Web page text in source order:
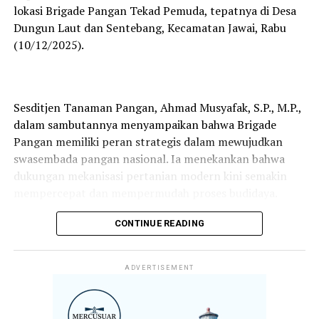
Ombudsman selama proses penyempurnaan aturan.
masyarakat,” jelasnya.
Asisten Pencegahan Maladministrasi Ombudsman
Kalbar, Mas Agus Aqil, turut mengapresiasi langkah
cepat Pemkab Sambas dalam memperbaiki regulasi.
“Kami berharap perda ini mampu menjawab berbagai
persoalan ketertiban umum sekaligus menjadi landasan
penyelesaiannya. Ketertiban adalah fondasi penting
lokasi Brigade Pangan Tekad Pemuda, tepatnya di Desa
Dungun Laut dan Sentebang, Kecamatan Jawai, Rabu
(10/12/2025).
Sesditjen Tanaman Pangan, Ahmad Musyafak, S.P., M.P.,
dalam sambutannya menyampaikan bahwa Brigade
Pangan memiliki peran strategis dalam mewujudkan
swasembada pangan nasional. Ia menekankan bahwa
dukungan mekanisasi pertanian modern kini semakin
“Kegiatan ini menjadi salah satu langkah strategis dalam
mendukung percepatan tanam dan peningkatan
produktivitas pangan di Kabupaten Sambas,” ujarnya.
CONTINUE READING
ADVERTISEMENT